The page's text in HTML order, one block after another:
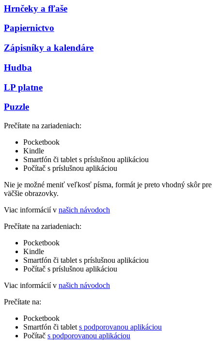
Hrnčeky a fľaše
Papiernictvo
Zápisníky a kalendáre
Hudba
LP platne
Puzzle
Prečítate na zariadeniach:
Pocketbook
Kindle
Smartfón či tablet s príslušnou aplikáciou
Počítač s príslušnou aplikáciou
Nie je možné meniť veľkosť písma, formát je preto vhodný skôr pre
väčšie obrazovky.
Viac informácií v našich návodoch
Prečítate na zariadeniach:
Pocketbook
Kindle
Smartfón či tablet s príslušnou aplikáciou
Počítač s príslušnou aplikáciou
Viac informácií v našich návodoch
Prečítate na:
Pocketbook
Smartfón či tablet s podporovanou aplikáciou
Počítač s podporovanou aplikáciou